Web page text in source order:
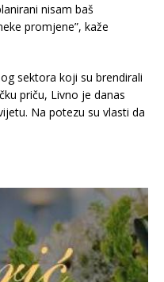
nisam baš
promjene”, kaže
sektora koji su brendirali
priču, Livno je danas
Na potezu su vlasti da